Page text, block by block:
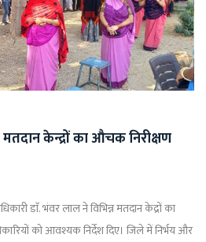
मतदान केन्द्रों का औचक निरीक्षण
डाॅ. भंवर लाल ने विभिन्न मतदान केद्रों का
को आवश्यक निर्देश दिए। जिले में निर्भय और